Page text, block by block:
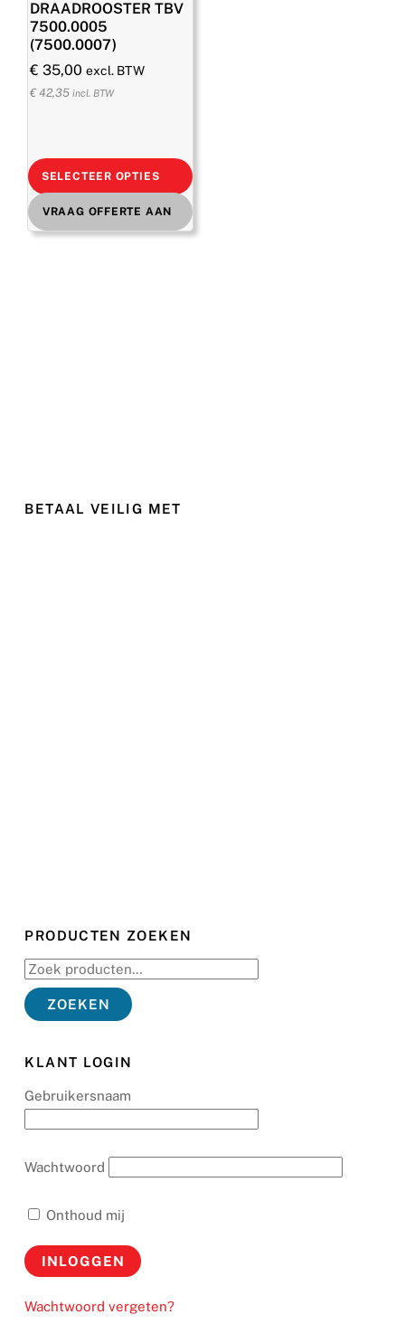
DRAADROOSTER TBV
7500.0005
(7500.0007)
€ 35,00 excl. BTW
€42,35 incl. BTW
SELECTEER OPTIES
VRAAG OFFERTE AAN
BETAAL VEILIG MET
PRODUCTEN ZOEKEN
Zoeken
naar:
ZOEKEN
KLANT LOGIN
Gebruikersnaam
Wachtwoord
Onthoud mij
Wachtwoord vergeten?